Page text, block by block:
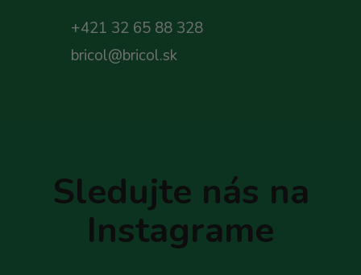
+421 32 65 88 328
bricol@bricol.sk
Sledujte nás na
Instagrame